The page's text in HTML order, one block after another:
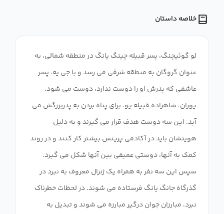
خلاصه داستان
لو گوئیچنگ، پسر قبیله چینگ یانگ در منطقه شمالی، به
عنوان گروگان به منطقه شرقی می رسد و با جی یه، پسر
عاشقی که پدرش او را دوست ندارد، دوست می شود.
یوران، شاهزاده قبیله یو، برای پناه بردن به پدربزرگش می
آید. این سه دوست هدف قرار می گیرند و به دلیل
هویتشان باید در آکادمی پرینس بیشتر کار کنند و در روند
سپس این سه نفر به همراه یک ژنرال معروف به نبرد در
گذرگاه جانگ یانگ فرستاده می شوند. در لحظات خطرناک
نبرد، مبارزان جوان درگیر مبارزه می شوند و تبدیل به